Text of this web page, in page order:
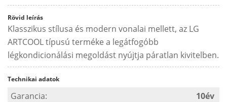
Rövid leírás
Klasszikus stílusa és modern vonalai mellett, az LG
ARTCOOL típusú terméke a legátfogóbb
légkondicionálási megoldást nyújtja páratlan kivitelben.
Technikai adatok
Garancia:
10év